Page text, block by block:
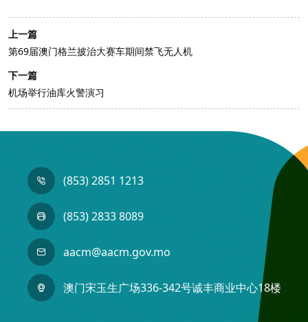
上一篇
第69届澳门格兰披治大赛车期间禁飞无人机
下一篇
机场举行油库火警演习
(853) 2851 1213
(853) 2833 8089
aacm@aacm.gov.mo
澳门宋玉生广场336-342号诚丰商业中心18楼